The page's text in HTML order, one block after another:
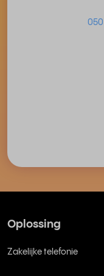
Oplossing
Zakelijke telefonie